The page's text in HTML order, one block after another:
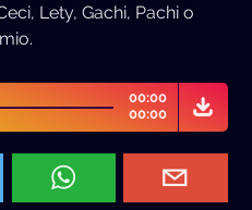
Lety, Gachi, Pachi o
00:00
00:00